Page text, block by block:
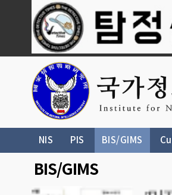
NIS PIS BIS/GIMS
BIS/GIMS